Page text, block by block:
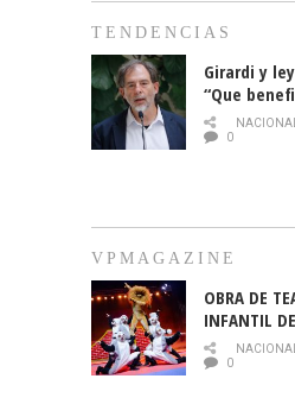
TENDENCIAS
Girardi y
“Que
no legalice
0
VPMAGAZINE
OBRA DE
INFANTIL
EN EL
0